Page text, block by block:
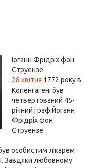
Іоганн Фрідріх фон
Струензе
28 квітня 1772 року в
Копенгагені був
четвертований 45-
річний граф Йоганн
Фрідріх фон
Струензе.
особистим лікарем
Завдяки любовному